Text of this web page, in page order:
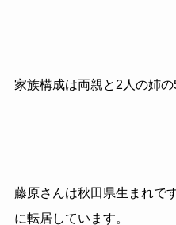
家族構成は両親と 2 人の姉の
藤原さんは秋田県生まれで
に転居しています。